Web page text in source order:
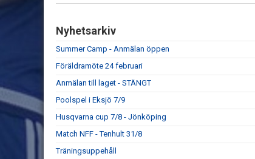
Nyhetsarkiv
Summer Camp - Anmälan öppen
Föräldramöte 24 februari
Anmälan till laget - STÄNGT
Poolspel i Eksjö 7/9
Husqvarna cup 7/8 - Jönköping
Match NFF - Tenhult 31/8
Träningsuppehåll